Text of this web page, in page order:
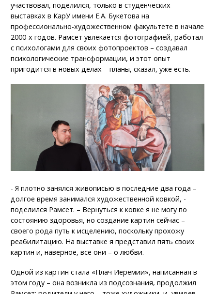
участвовал, поделился, только в студенческих
выставках в КарУ имени Е.А. Букетова на
профессионально-художественном факультете в начале
2000-х годов. Рамсет увлекается фотографией, работал
с психологами для своих фотопроектов – создавал
психологические трансформации, и этот опыт
пригодится в новых делах – планы, сказал, уже есть.
- Я плотно занялся живописью в последние два года –
долгое время занимался художественной ковкой, -
поделился Рамсет. – Вернуться к ковке я не могу по
состоянию здоровья, но создание картин сейчас –
своего рода путь к исцелению, поскольку прохожу
реабилитацию. На выставке я представил пять своих
картин и, наверное, все они – о любви.
Одной из картин стала «Плач Иеремии», написанная в
этом году – она возникла из подсознания, продолжил